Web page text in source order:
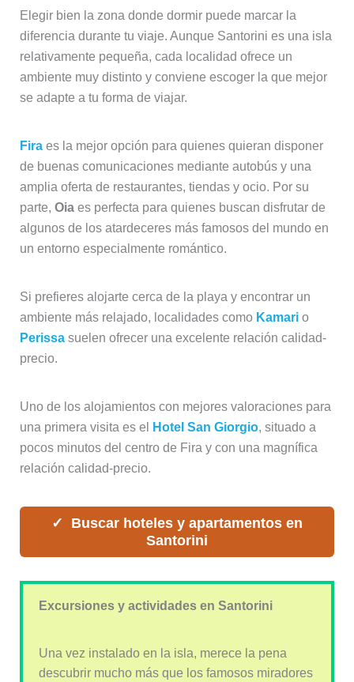
Elegir bien la zona donde dormir puede marcar la
diferencia durante tu viaje. Aunque Santorini es una isla
relativamente pequeña, cada localidad ofrece un
ambiente muy distinto y conviene escoger la que mejor
se adapte a tu forma de viajar.
Firaes la mejor opción para quienes quieran disponer
de buenas comunicaciones mediante autobús y una
amplia oferta de restaurantes, tiendas y ocio. Por su
parte, Oiaes perfecta para quienes buscan disfrutar de
algunos de los atardeceres más famosos del mundo en
un entorno especialmente romántico.
Si prefieres alojarte cerca de la playa y encontrar un
ambiente más relajado, localidades como Kamario
Perissasuelen ofrecer una excelente relación calidad-
precio.
Uno de los alojamientos con mejores valoraciones para
una primera visita es el
Hotel San Giorgio, situado a
pocos minutos del centro de Fira y con una magnífica
relación calidad-precio.
Buscar hoteles y apartamentos en
Santorini
Excursiones y actividades en Santorini
Una vez instalado en la isla, merece la pena
descubrir mucho más que los famosos miradores